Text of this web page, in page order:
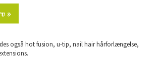
»
også hot fusion, u-tip, nail hair hårforlængelse,